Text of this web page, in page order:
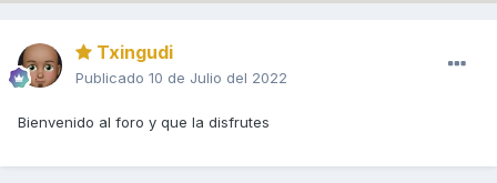
Txingudi
Publicado 10 de Julio del 2022
Bienvenido al foro y que la disfrutes